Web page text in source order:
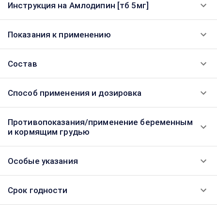
Инструкция на Амлодипин [тб 5мг]
Показания к применению
Состав
Способ применения и дозировка
Противопоказания/применение беременным
и кормящим грудью
Особые указания
Срок годности